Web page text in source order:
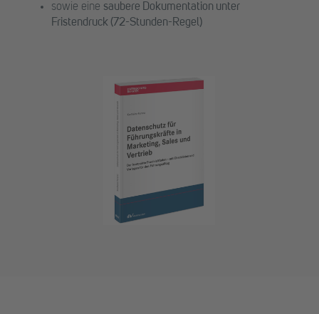
sowie eine saubere Dokumentation unter
Fristendruck (72-Stunden-Regel)